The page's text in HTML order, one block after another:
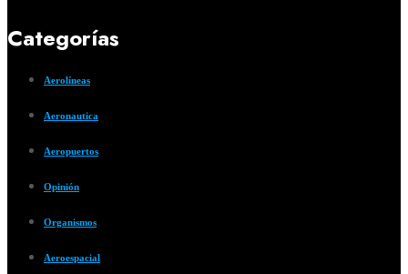
Categorías
Aerolíneas
Aeronautica
Aeropuertos
Opinión
Organismos
Aeroespacial